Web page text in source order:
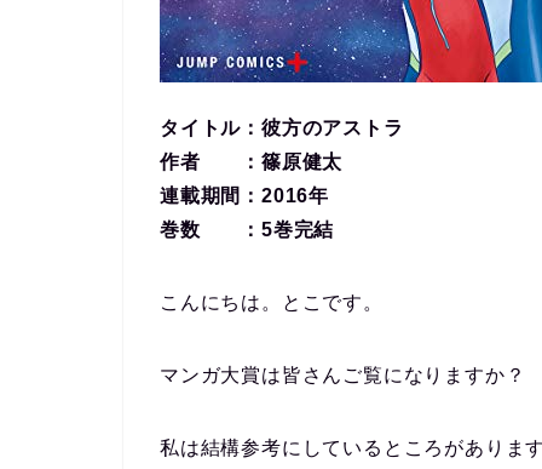
タイトル：彼方のアストラ
作者 ：篠原健太
連載期間：2016年
巻数 ：5巻完結
こんにちは。とこです。
マンガ大賞は皆さんご覧になりますか？
私は結構参考にしているところがありま